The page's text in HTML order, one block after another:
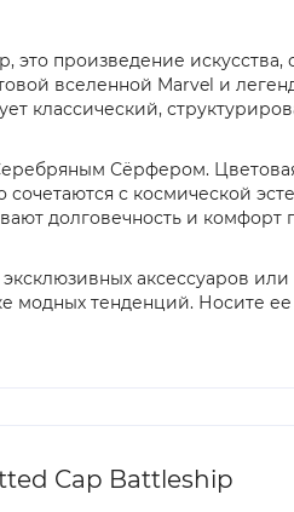
это произведение
вселенной Marvel и
классический,
Сёрфером.
с космической
долговечность и
аксессуаров или
модных тенденций. Носите
Cap Battleship